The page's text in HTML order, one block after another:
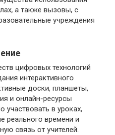
а также вызовы, с
учреждения
цифровых технологий
интерактивного
доски, планшеты,
и онлайн-ресурсы
участвовать в уроках,
реального времени и
связь от учителей.